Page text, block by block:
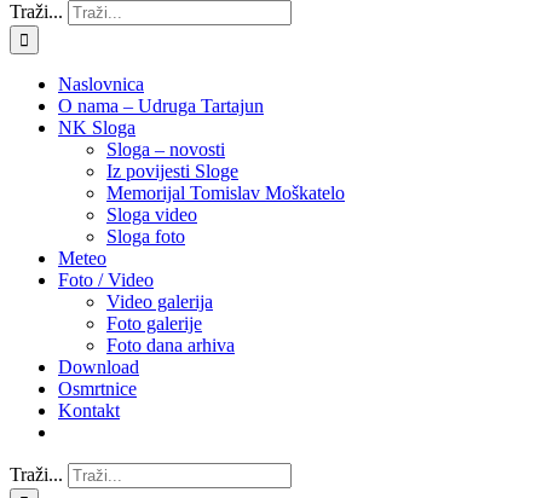
Traži...
Naslovnica
O nama – Udruga Tartajun
NK Sloga
Sloga – novosti
Iz povijesti Sloge
Memorijal Tomislav Moškatelo
Sloga video
Sloga foto
Meteo
Foto / Video
Video galerija
Foto galerije
Foto dana arhiva
Download
Osmrtnice
Kontakt
Traži...